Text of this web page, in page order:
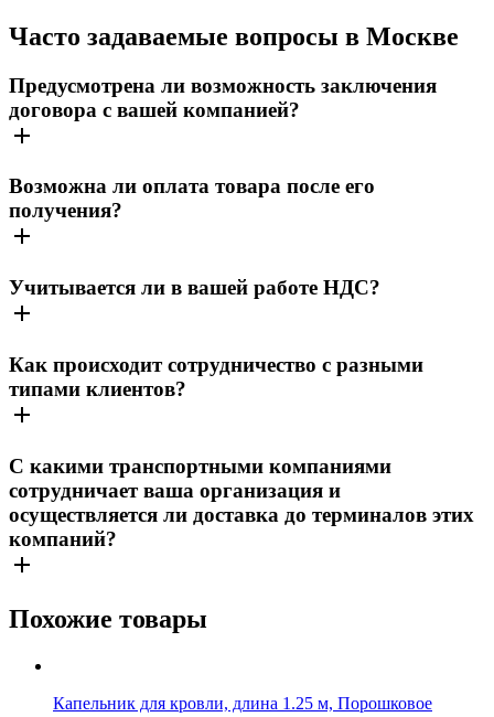
Часто задаваемые вопросы в Москве
Предусмотрена ли возможность заключения
договора с вашей компанией?
Возможна ли оплата товара после его
получения?
Учитывается ли в вашей работе НДС?
Как происходит сотрудничество с разными
типами клиентов?
С какими транспортными компаниями
сотрудничает ваша организация и
осуществляется ли доставка до терминалов этих
компаний?
Похожие товары
Капельник для кровли, длина 1.25 м, Порошковое